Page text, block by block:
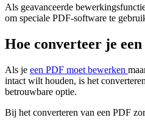
Als geavanceerde
om speciale PDF-software te
Hoe converteer je
Als je een PDF moet bewerken
intact wilt houden, is het
betrouwbare optie.
Bij het converteren van een PDF